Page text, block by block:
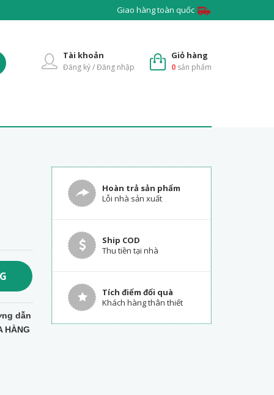
Giao hàng toàn quốc
Giỏ hàng
0 sản phẩm
Tài khoản
Đăng ký / Đăng nhập
dẫn
HÀNG
Hoàn trả sản phẩm
Lỗi nhà sản xuất
Ship COD
Thu tiền tại nhà
Tích điểm đổi quà
Khách hàng thân thiết